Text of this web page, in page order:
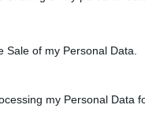
Sale of my Personal Data.
my Personal Data